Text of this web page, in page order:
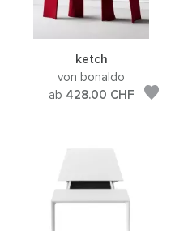
ketch
von bonaldo
ab 428.00 CHF